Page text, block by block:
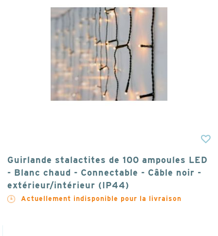
Guirlande stalactites de 100 ampoules LED
- Blanc chaud - Connectable - Câble noir -
extérieur/intérieur (IP44)
Actuellement indisponible pour la livraison